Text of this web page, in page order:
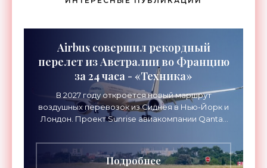
Airbus совершил рекордный
перелет из Австралии во Францию
за 24 часа - «Техника»
В 2027 году откроется новый маршрут
воздушных перевозок из Сиднея в Нью-Йорк и
Лондон. Проект Sunrise авиакомпании Qantas
длительностью до 24
Подробнее